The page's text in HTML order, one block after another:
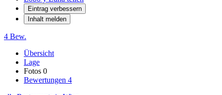
Eintrag verbessern
Inhalt melden
4 Bew.
Übersicht
Lage
Fotos 0
Bewertungen 4